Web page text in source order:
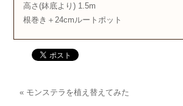
高さ(鉢底より) 1.5m
根巻き＋24cmルートポット
« モンステラを植え替えてみた